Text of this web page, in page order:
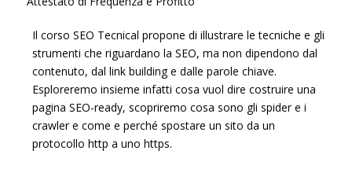
Il corso SEO Tecnical propone di illustrare le tecniche e gli
strumenti che riguardano la SEO, ma non dipendono dal
contenuto, dal link building e dalle parole chiave.
Esploreremo insieme infatti cosa vuol dire costruire una
pagina SEO-ready, scopriremo cosa sono gli spider e i
crawler e come e perché spostare un sito da un
protocollo http a uno https.